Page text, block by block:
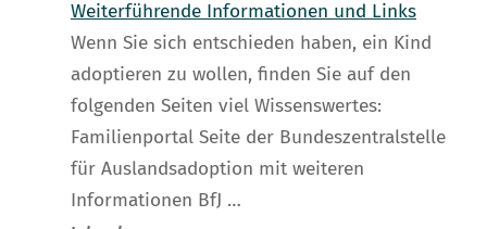
Weiterführende Informationen und Links
Wenn Sie sich entschieden haben, ein Kind
adoptieren zu wollen, finden Sie auf den
folgenden Seiten viel Wissenswertes:
Familienportal Seite der Bundeszentralstelle
für Auslandsadoption mit weiteren
Informationen BfJ …